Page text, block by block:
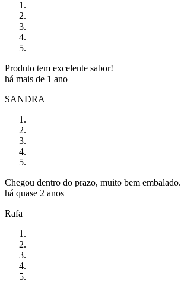
Produto tem excelente sabor!
há mais de 1 ano
SANDRA
Chegou dentro do prazo, muito bem embalado.
há quase 2 anos
Rafa